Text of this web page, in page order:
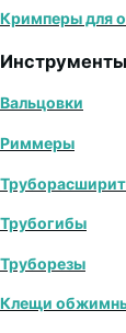
Кримперы для
Вальцовки
Риммеры
Трубогибы
Труборезы
Клещи